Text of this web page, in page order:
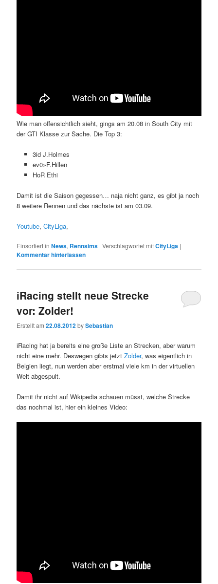
Wie man offensichtlich sieht, gings am 20.08 in South City mit
der GTI Klasse zur Sache. Die Top 3:
3id J.Holmes
ev0»F.Hillen
HoR Ethi
Damit ist die Saison gegessen… naja nicht ganz, es gibt ja noch
8 weitere Rennen und das nächste ist am 03.09.
Youtube,CityLiga,
Einsortiert in News, Rennsims |Verschlagwortet mitCityLiga |
Kommentar hinterlassen
iRacing stellt neue Strecke
vor: Zolder!
Erstellt am22.08.2012bySebastian
iRacing hat ja bereits eine große Liste an Strecken, aber warum
nicht eine mehr. Deswegen gibts jetztZolder, was eigentlich in
Belgien liegt, nun werden aber erstmal viele km in der virtuellen
Welt abgespult.
Damit ihr nicht auf Wikipedia schauen müsst, welche Strecke
das nochmal ist, hier ein kleines Video: